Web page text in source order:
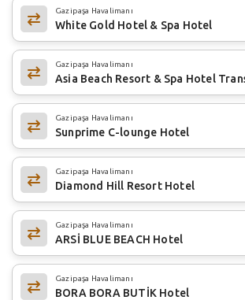
Gazipaşa Havalimanı
White Gold Hotel & Spa Hotel
Gazipaşa Havalimanı
Asia Beach Resort & Spa Hotel
Gazipaşa Havalimanı
Sunprime C-lounge Hotel
Gazipaşa Havalimanı
Diamond Hill Resort Hotel
Gazipaşa Havalimanı
ARSİ BLUE BEACH Hotel
Gazipaşa Havalimanı
BORA BORA BUTİK Hotel